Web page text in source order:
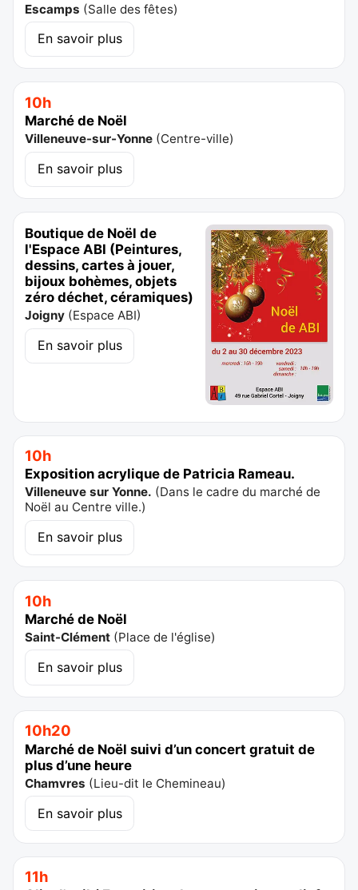
Escamps (Salle des fêtes)
En savoir plus
10h
Marché de Noël
Villeneuve-sur-Yonne (Centre-ville)
En savoir plus
Boutique de Noël de
l'Espace ABI (Peintures,
dessins, cartes à jouer,
bijoux bohèmes, objets
zéro déchet, céramiques)
Joigny (Espace ABI)
En savoir plus
10h
Exposition acrylique de Patricia Rameau.
Villeneuve sur Yonne. (Dans le cadre du marché de
Noël au Centre ville.)
En savoir plus
10h
Marché de Noël
Saint-Clément (Place de l'église)
En savoir plus
10h20
Marché de Noël suivi d’un concert gratuit de
plus d’une heure
Chamvres (Lieu-dit le Chemineau)
En savoir plus
11h